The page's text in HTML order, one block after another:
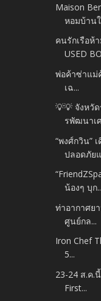
Maison
หอมบ้าน
คนรักเรือห้
USED
พ่อค้าซ่าแม่
เฉ...
💡💡 จังหวั
รพัฒนาเ
“พงศ์กวิน”
ปลอดภัยแ
น้องๆ บุก
ท่าอากาศย
ศูนย์กล...
Iron Chef
5...
23-24 ส.ค.
First...